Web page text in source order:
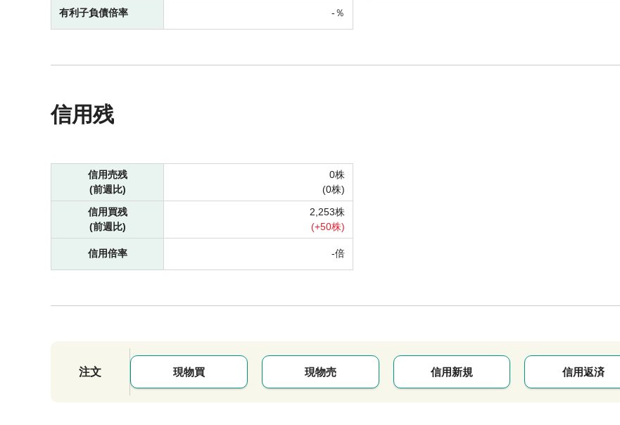
有利子負債倍率 -％
信用残
信用売残
(前週比)
0株
(0株)
信用買残
(前週比)
2,253株
(+50株)
信用倍率 -倍
注文 現物買 現物売 信用新規 信用返済